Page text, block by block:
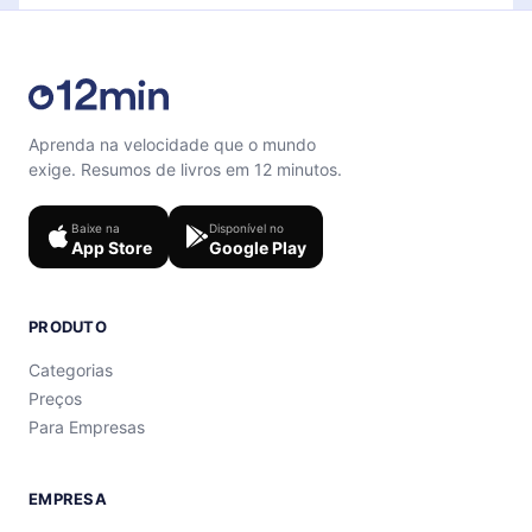
Aprenda na velocidade que o mundo
exige. Resumos de livros em 12 minutos.
Baixe na
App Store
Disponível no
Google Play
PRODUTO
Categorias
Preços
Para Empresas
EMPRESA